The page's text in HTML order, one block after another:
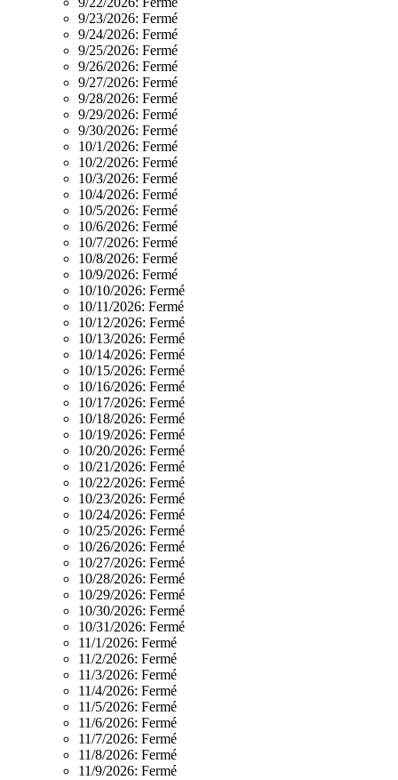
9/23/2026: Fermé
9/24/2026: Fermé
9/25/2026: Fermé
9/26/2026: Fermé
9/27/2026: Fermé
9/28/2026: Fermé
9/29/2026: Fermé
9/30/2026: Fermé
10/1/2026: Fermé
10/2/2026: Fermé
10/3/2026: Fermé
10/4/2026: Fermé
10/5/2026: Fermé
10/6/2026: Fermé
10/7/2026: Fermé
10/8/2026: Fermé
10/9/2026: Fermé
10/10/2026: Fermé
10/11/2026: Fermé
10/12/2026: Fermé
10/13/2026: Fermé
10/14/2026: Fermé
10/15/2026: Fermé
10/16/2026: Fermé
10/17/2026: Fermé
10/18/2026: Fermé
10/19/2026: Fermé
10/20/2026: Fermé
10/21/2026: Fermé
10/22/2026: Fermé
10/23/2026: Fermé
10/24/2026: Fermé
10/25/2026: Fermé
10/26/2026: Fermé
10/27/2026: Fermé
10/28/2026: Fermé
10/29/2026: Fermé
10/30/2026: Fermé
10/31/2026: Fermé
11/1/2026: Fermé
11/2/2026: Fermé
11/3/2026: Fermé
11/4/2026: Fermé
11/5/2026: Fermé
11/6/2026: Fermé
11/7/2026: Fermé
11/8/2026: Fermé
11/9/2026: Fermé